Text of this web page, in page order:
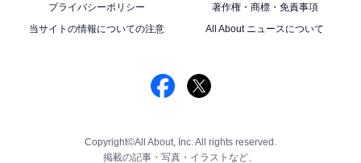
プライバシーポリシー
著作権・商標・免責事項
当サイトの情報についての注意
All About ニュースについて
Copyright©All About, Inc. All rights reserved.
掲載の記事・写真・イラストなど、